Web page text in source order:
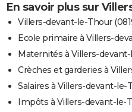
En savoir plus sur
Villers-devant-le-Thour
Ecole primaire à Villers-
Maternités à Villers-
Crèches et garderies à
Salaires à Villers-devant-le-
Impôts à Villers-devant-le-